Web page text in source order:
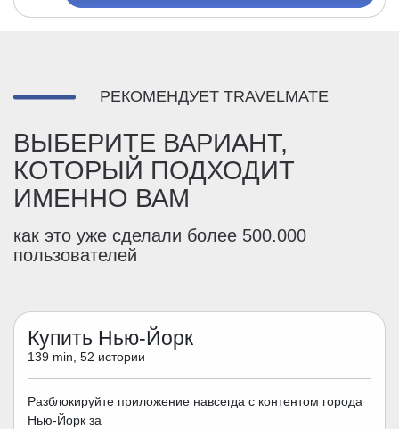
РЕКОМЕНДУЕТ TRAVELMATE
ВЫБЕРИТЕ ВАРИАНТ,
КОТОРЫЙ ПОДХОДИТ
ИМЕННО ВАМ
как это уже сделали более 500.000
пользователей
Купить Нью-Йорк
139 min, 52 истории
Разблокируйте приложение навсегда с контентом города
Нью-Йорк за